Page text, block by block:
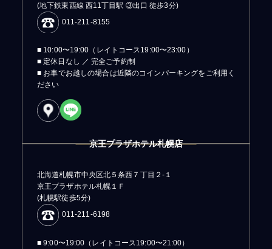
(地下鉄東西線 西11丁目駅 ③出口 徒歩3分)
011-211-8155
■ 10:00〜19:00（レイトコース19:00〜23:00）
■ 定休日なし ／ 完全ご予約制
■ お車でお越しの場合は近隣のコインパーキングをご利用く
ださい
京王プラザホテル札幌店
北海道札幌市中央区北５条西７丁目２-１
京王プラザホテル札幌１Ｆ
(札幌駅徒歩5分)
011-211-6198
■ 9:00〜19:00（レイトコース19:00〜21:00）